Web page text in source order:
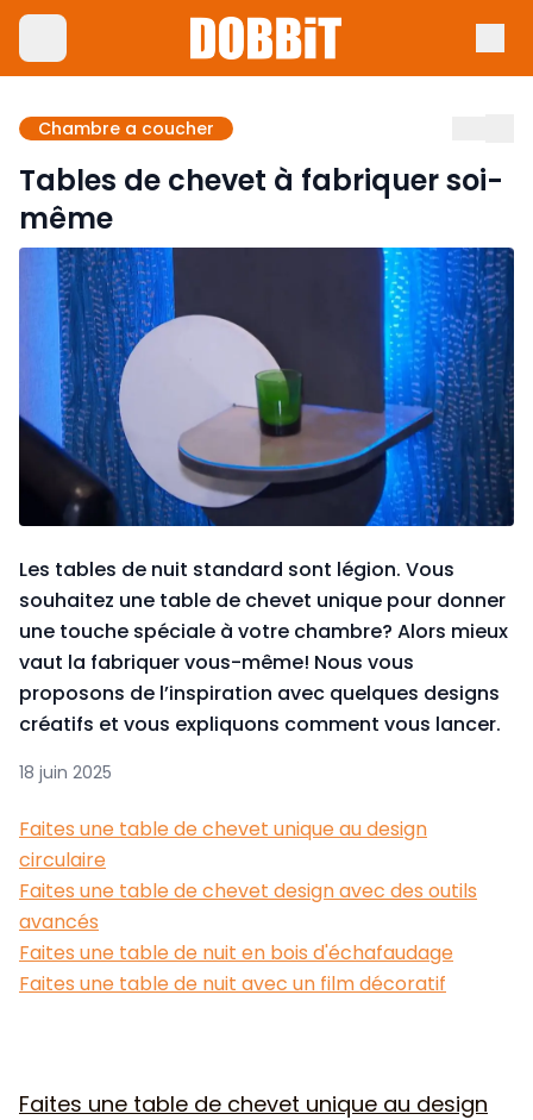
Chambre a coucher
Tables de chevet à fabriquer soi-
même
Les tables de nuit standard sont légion. Vous
souhaitez une table de chevet unique pour donner
une touche spéciale à votre chambre? Alors mieux
vaut la fabriquer vous-même! Nous vous
proposons de l’inspiration avec quelques designs
créatifs et vous expliquons comment vous lancer.
18 juin 2025
Faites une table de chevet unique au design
circulaire
Faites une table de chevet design avec des outils
avancés
Faites une table de nuit en bois d'échafaudage
Faites une table de nuit avec un film décoratif
Faites une table de chevet unique au design